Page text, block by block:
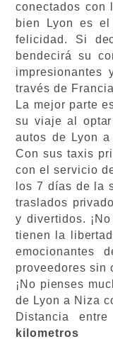
conectados con
bien Lyon es
felicidad. Si
bendecirá su
través de
La mejor parte
su viaje al
autos de Lyon
Con sus taxis
con el servicio
los 7 días de la
traslados
y divertidos.
tienen la
emocionantes
proveedores sin
¡No pienses
de Lyon a Niza
Distancia
kilometros